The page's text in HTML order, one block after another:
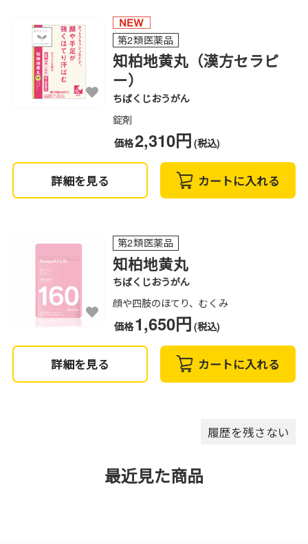
第2類医薬品
知柏地黄丸（漢方セラピ
ー）
ちばくじおうがん
錠剤
価格2,310円 (税込)
詳細を見る カートに入れる
第2類医薬品
知柏地黄丸
ちばくじおうがん
顔や四肢のほてり、むくみ
価格1,650円 (税込)
詳細を見る カートに入れる
履歴を残さない
最近見た商品